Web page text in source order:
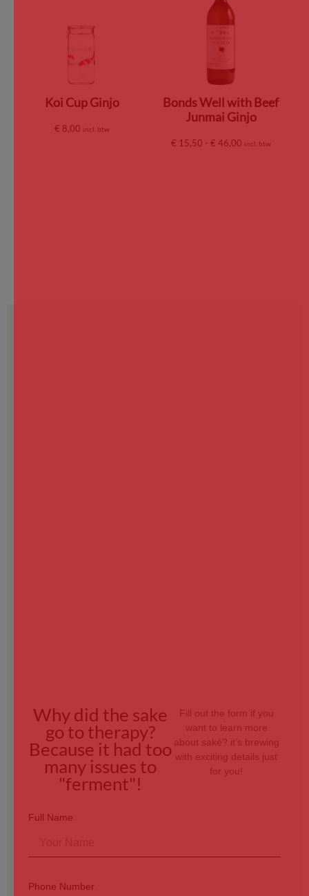
Koi Cup Ginjo
€ 8,00 incl. btw
Bonds Well with Beef
Junmai Ginjo
€ 15,50 - € 46,00 incl. btw
Why did the sake
go to therapy?
Because it had too
many issues to
"ferment"!
Fill out the form if you
want to learn more
about saké? it’s brewing
with exciting details just
for you!
Full Name
Phone Number